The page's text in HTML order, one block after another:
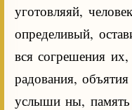
уготовляяй,
определивый,
вся согрешения
радования,
услыши ны,